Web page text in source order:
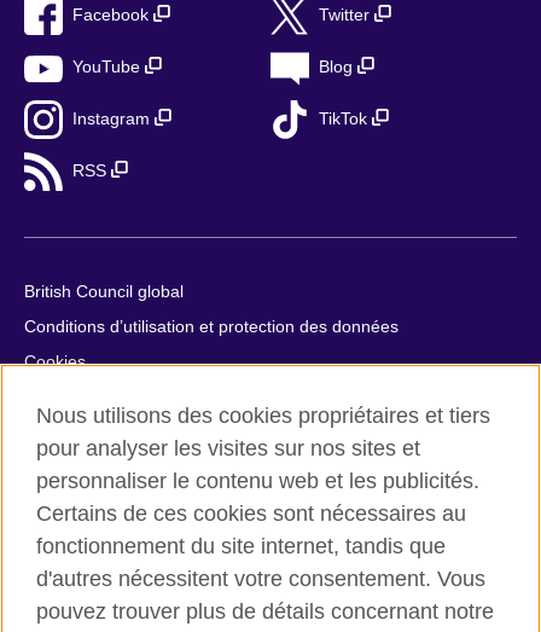
Facebook Twitter
YouTube Blog
Instagram TikTok
RSS
British Council global
Conditions d’utilisation et protection des données
Cookies
British Council in France société par actions simplifiée
unipersonnelle est une filiale du British Council, l’agence
internationale britannique dédiée aux domaines de l’éducation
et des relations culturelles. British Council in France société par
actions simplifiée unipersonnelle est une société inscrite en
Nous utilisons des cookies propriétaires et tiers
pour analyser les visites sur nos sites et
personnaliser le contenu web et les publicités.
Certains de ces cookies sont nécessaires au
fonctionnement du site internet, tandis que
d'autres nécessitent votre consentement. Vous
pouvez trouver plus de détails concernant notre